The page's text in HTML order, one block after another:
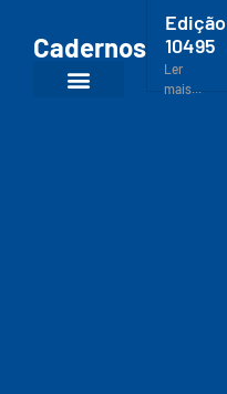
Cadernos
Edição
10495
Ler
mais...